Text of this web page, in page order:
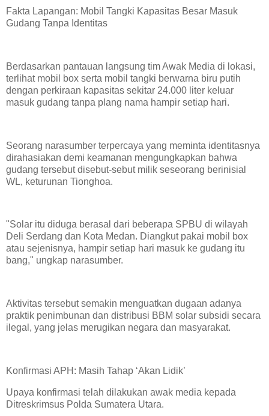
Fakta Lapangan: Mobil Tangki Kapasitas Besar Masuk
Gudang Tanpa Identitas
Berdasarkan pantauan langsung tim Awak Media di lokasi,
terlihat mobil box serta mobil tangki berwarna biru putih
dengan perkiraan kapasitas sekitar 24.000 liter keluar
masuk gudang tanpa plang nama hampir setiap hari.
Seorang narasumber terpercaya yang meminta identitasnya
dirahasiakan demi keamanan mengungkapkan bahwa
gudang tersebut disebut-sebut milik seseorang berinisial
WL, keturunan Tionghoa.
"Solar itu diduga berasal dari beberapa SPBU di wilayah
Deli Serdang dan Kota Medan. Diangkut pakai mobil box
atau sejenisnya, hampir setiap hari masuk ke gudang itu
bang," ungkap narasumber.
Aktivitas tersebut semakin menguatkan dugaan adanya
praktik penimbunan dan distribusi BBM solar subsidi secara
ilegal, yang jelas merugikan negara dan masyarakat.
Konfirmasi APH: Masih Tahap ‘Akan Lidik’
Upaya konfirmasi telah dilakukan awak media kepada
Ditreskrimsus Polda Sumatera Utara.